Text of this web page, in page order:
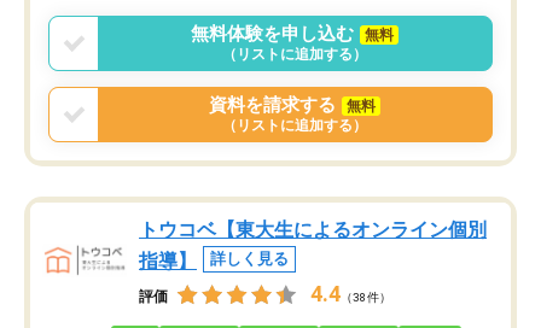
無料体験を申し込む
無料
（リストに追加する）
資料を請求する
無料
（リストに追加する）
トウコベ【東大生によるオンライン個別
指導】
詳しく見る
評価 4.4 （38件）